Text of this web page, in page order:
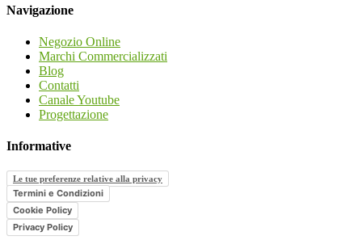
Navigazione
Negozio Online
Marchi Commercializzati
Blog
Contatti
Canale Youtube
Progettazione
Informative
Le tue preferenze relative alla privacy
Termini e Condizioni
Cookie Policy
Privacy Policy